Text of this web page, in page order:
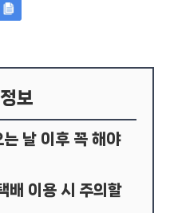
보
날 이후 꼭 해야
배 이용 시 주의할